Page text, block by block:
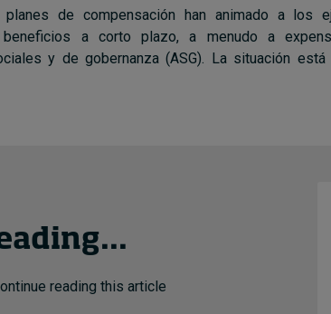
planes de compensación han animado a los
a corto plazo, a menudo a
y de gobernanza (ASG). La situación está
reading this article